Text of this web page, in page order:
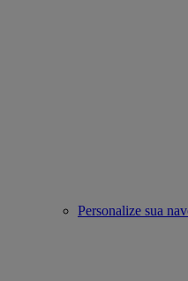
Personalize sua